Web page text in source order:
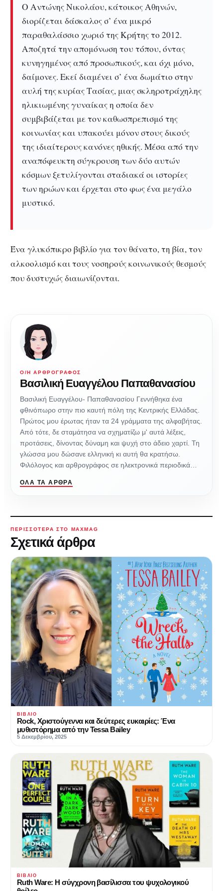
Ο Αντώνης Νικολάου, κάτοικος Αθηνών,
διορίζεται δάσκαλος σ’ ένα μικρό
παραθαλάσσιο χωριό της Κρήτης το 2012.
Αποζητά την απομόνωση του τόπου, όντας
κυνηγημένος από προσωπικούς, και όχι μόνο,
δαίμονες. Εκεί διαμένει σ’ ένα δωμάτιο στην
αυλή της κυρίας Τασίας, μιας σκληροτράχηλης
ηλικιωμένης γυναίκας η οποία δεν
συμβιβάζεται με τον καθωσπρεπισμό της
κοινωνίας και υπακούει μόνον στους δικούς
της ιδιαίτερους κανόνες ηθικής. Μέσα από την
αναπόφευκτη σύγκρουση των δύο αυτών
κόσμων ξετυλίγονται σταδιακά οι ιστορίες
των ηρώων και έρχεται στο φως ένα μεγάλο
μυστικό.
Ένα γλυκόπικρο βιβλίο για τον θάνατο, τη βία, τον
αλκοολισμό και τους νοσηρούς κοινωνικούς θεσμούς
που δυστυχώς διαιωνίζονται.
Ο/Η ΑΡΘΡΟΓΡΆΦΟΣ
Βασιλική Ευαγγέλου Παπαθανασίου
Βασιλική Ευαγγέλου- Παπαθανασίου Γεννήθηκα ένα
φθινόπωρο στην πιο καυτή πόλη της Κεντρικής Ελλάδας.
Πρώτος μου έρωτας ήταν τα 24 γράμματα της αλφαβήτας.
Από τότε, δε σταμάτησα να σχηματίζω μ' αυτά λέξεις,
προτάσεις, δίνοντας δύναμη και ψυχή στο άδειο χαρτί. Τη
γλώσσα μου δώσανε ελληνική κι αυτή θα κρατήσω.
Φιλόλογος και αρθρογράφος σε ηλεκτρονικά περιοδικά…
ΌΛΑ ΤΑ ΆΡΘΡΑ
ΠΕΡΙΣΣΌΤΕΡΑ ΣΤΟ MAXMAG
Σχετικά άρθρα
ΒΙΒΛΊΟ
Rock, Χριστούγεννα και δεύτερες ευκαιρίες: Ένα
μυθιστόρημα από την Tessa Bailey
5 Δεκεμβρίου, 2025
ΒΙΒΛΊΟ
Ruth Ware: Η σύγχρονη βασίλισσα του ψυχολογικού